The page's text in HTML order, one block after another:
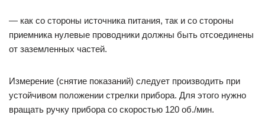
— как со стороны источника питания, так и со стороны
приемника нулевые проводники должны быть отсоединены
от заземленных частей.
Измерение (снятие показаний) следует производить при
устойчивом положении стрелки прибора. Для этого нужно
вращать ручку прибора со скоростью 120 об./мин.